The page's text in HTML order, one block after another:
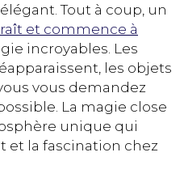
Tout à coup, un
et commence à
incroyables. Les
les objets
vous demandez
La magie close
unique qui
et la fascination chez